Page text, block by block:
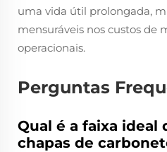
uma vida útil prolongada,
mensuráveis nos custos de
operacionais.
Perguntas
Qual é a faixa ideal
chapas de